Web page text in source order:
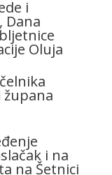
i
Dana
Oluja
župana
i na
na Šetnici